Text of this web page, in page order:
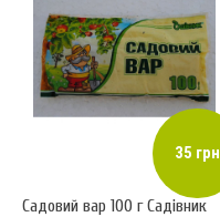
35 грн
Садовий вар 100 г Садівник